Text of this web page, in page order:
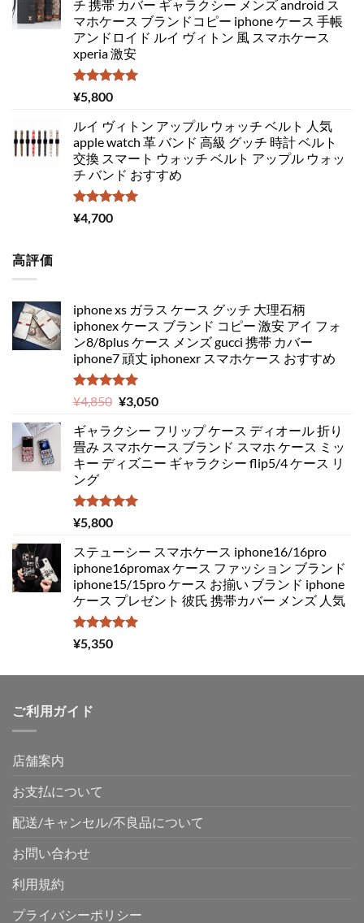
チ 携帯 カバー ギャラクシー メンズ android ス
マホケース ブランドコピー iphone ケース 手帳
アンドロイド ルイ ヴィトン 風 スマホケース
xperia 激安
5段階中
5.00
¥5,800
ルイ ヴィトン アップル ウォッチ ベルト 人気
apple watch 革 バンド 高級 グッチ 時計 ベルト
交換 スマート ウォッチ ベルト アップル ウォッ
チ バンド おすすめ
5段階中
5.00
¥4,700
高評価
iphone xs ガラス ケース グッチ 大理石柄
iphonex ケース ブランド コピー 激安 アイ フォ
ン8/8plus ケース メンズ gucci 携帯 カバー
iphone7 頑丈 iphonexr スマホケース おすすめ
5段階中
5.00
の評価
¥4,850 元
価
格
は
で
¥3,050現
の
価
格
ギャラクシー フリップ ケース ディオール 折り
畳み スマホケース ブランド スマホ ケース ミッ
キー ディズニー ギャラクシー flip5/4 ケース リ
ング
5段階中
5.00
¥5,800
ステューシー スマホケース iphone16/16pro
iphone16promax ケース ファッション ブランド
iphone15/15pro ケース お揃い ブランド iphone
ケース プレゼント 彼氏 携帯カバー メンズ 人気
5段階中
5.00
¥5,350
ご利用ガイド
店舗案内
お支払について
配送/キャンセル/不良品について
お問い合わせ
利用規約
プライバシーポリシー